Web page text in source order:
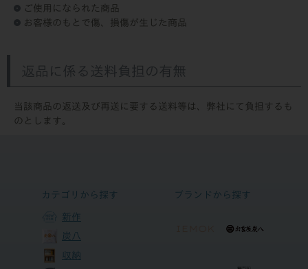
ご使用になられた商品
お客様のもとで傷、損傷が生じた商品
返品に係る送料負担の有無
当該商品の返送及び再送に要する送料等は、弊社にて負担するも
のとします。
カテゴリから探す
新作
炭八
収納
ブランドから探す